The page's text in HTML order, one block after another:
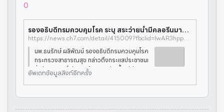
0
รองอธิบดีกรมควบคุมโรค ระบุ สระว่ายน้ำมีคลอรีนมาตรฐานสามารถฆ่าเชื้อโควิด-19 ได้
https://news.ch7.com/detail/415009?fbclid=IwAR3hppaSpPt8WWuauc58crm73_SkEe_EvW8rQIqEZLzbShy7U6sICRqSu20
นพ.ธนรักษ์ ผลิพัฒน์ รองอธิบดีกรมควบคุมโรค
กระทรวงสาธารณสุข กล่าวถึงกระแสประชาชนเ
ริ่มหันมาออกกำลังกายด้วยการว่ายน้ำแต่มีความ
หวั่นวิตกต่อโรคโควิด-19 ว่า กีฬาว่ายน้ำ ไม่ต่างจ
ากกีฬาอื่นๆ โดยคำแนะนำสำหรับผ
อัพเดทข้อมูลลิงก์อีกครั้ง